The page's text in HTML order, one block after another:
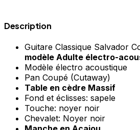
Description
Guitare Classique Salvador
modèle Adulte électro-
Modèle électro acoustique
Pan Coupé (Cutaway)
Table en cèdre Massif
Fond et éclisses: sapele
Touche: noyer noir
Chevalet: Noyer noir